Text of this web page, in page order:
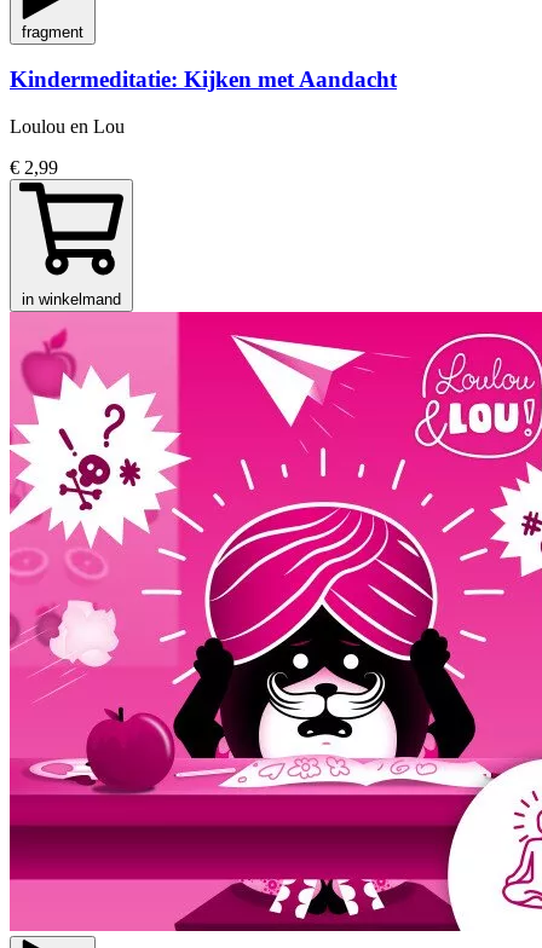
fragment
Kindermeditatie: Kijken met Aandacht
Loulou en Lou
€ 2,99
in winkelmand